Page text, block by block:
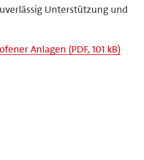
Unterstützung und
Anlagen (PDF, 101 kB)